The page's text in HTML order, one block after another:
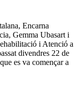
Encarna
Gemma Ubasart i
i Atenció a
divendres 22 de
es va començar a